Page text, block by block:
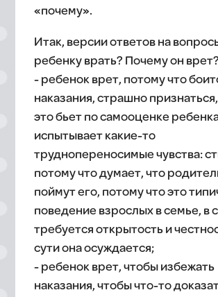
«почему».
Итак, версии ответов на
ребенку врать? Почему он
- ребенок врет, потому что
наказания, страшно признаться,
это бьет по самооценке
испытывает какие-то
труднопереносимые чувства:
потому что думает, что
поймут его, потому что это
поведение взрослых в семье, в
требуется открытость и
сути она осуждается;
- ребенок врет, чтобы избежать
наказания, чтобы что-то